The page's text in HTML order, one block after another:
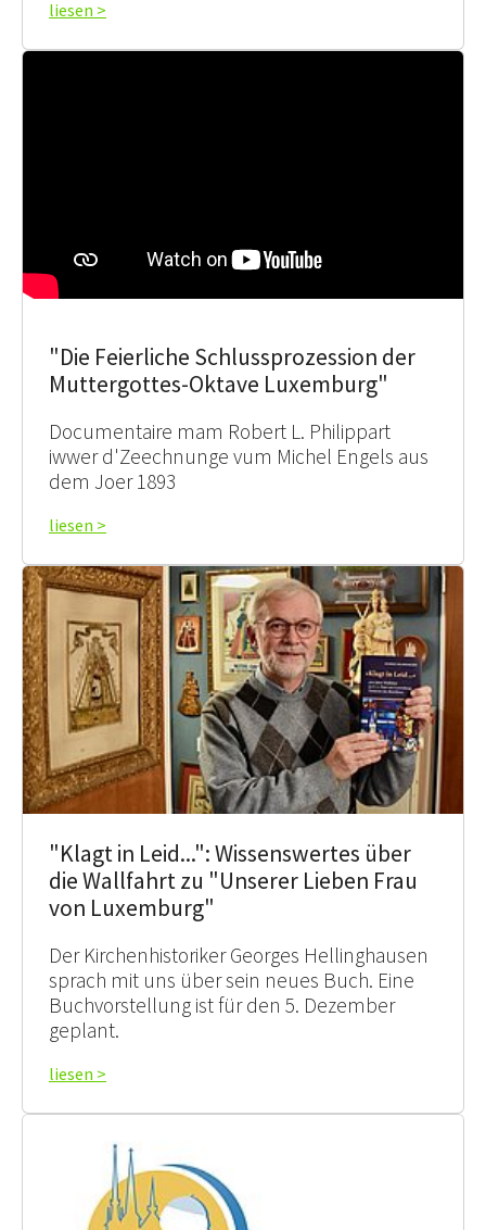
liesen >
"Die Feierliche Schlussprozession der
Muttergottes-Oktave Luxemburg"
Documentaire mam Robert L. Philippart
iwwer d'Zeechnunge vum Michel Engels aus
dem Joer 1893
liesen >
"Klagt in Leid...": Wissenswertes über
die Wallfahrt zu "Unserer Lieben Frau
von Luxemburg"
Der Kirchenhistoriker Georges Hellinghausen
sprach mit uns über sein neues Buch. Eine
Buchvorstellung ist für den 5. Dezember
geplant.
liesen >